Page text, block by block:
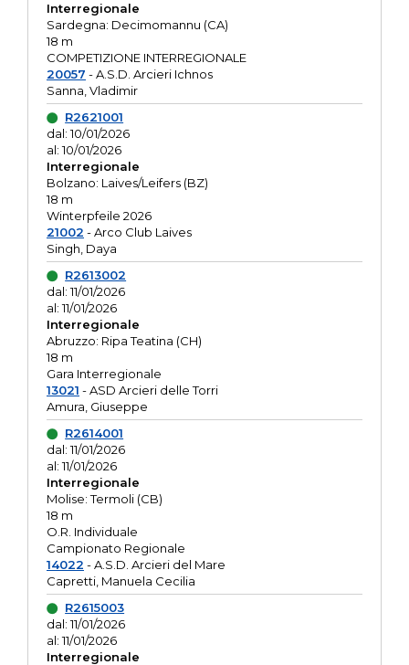
Interregionale
Sardegna: Decimomannu (CA)
18 m
COMPETIZIONE INTERREGIONALE
20057 - A.S.D. Arcieri Ichnos
Sanna, Vladimir
R2621001
dal: 10/01/2026
al: 10/01/2026
Interregionale
Bolzano: Laives/Leifers (BZ)
18 m
Winterpfeile 2026
21002 - Arco Club Laives
Singh, Daya
R2613002
dal: 11/01/2026
al: 11/01/2026
Interregionale
Abruzzo: Ripa Teatina (CH)
18 m
Gara Interregionale
13021 - ASD Arcieri delle Torri
Amura, Giuseppe
R2614001
dal: 11/01/2026
al: 11/01/2026
Interregionale
Molise: Termoli (CB)
18 m
O.R. Individuale
Campionato Regionale
14022 - A.S.D. Arcieri del Mare
Capretti, Manuela Cecilia
R2615003
dal: 11/01/2026
al: 11/01/2026
Interregionale